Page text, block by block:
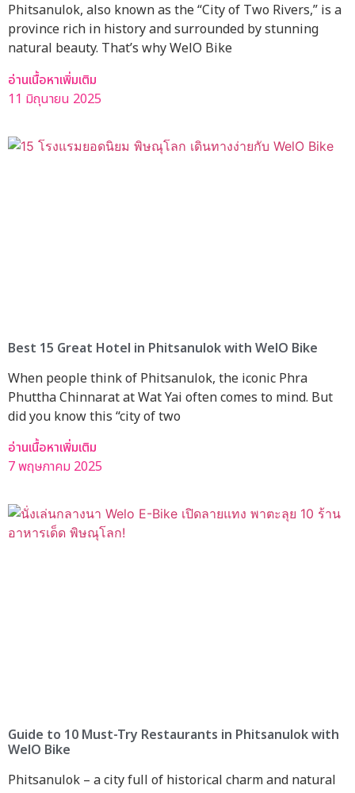
Phitsanulok, also known as the “City of Two Rivers,” is a
province rich in history and surrounded by stunning
natural beauty. That’s why WelO Bike
อ่านเนื้อหาเพิ่มเติม
11 มิถุนายน 2025
Best 15 Great Hotel in Phitsanulok with WelO Bike
When people think of Phitsanulok, the iconic Phra
Phuttha Chinnarat at Wat Yai often comes to mind. But
did you know this “city of two
อ่านเนื้อหาเพิ่มเติม
7 พฤษภาคม 2025
Guide to 10 Must-Try Restaurants in Phitsanulok with
WelO Bike
Phitsanulok – a city full of historical charm and natural